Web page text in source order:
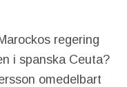
regering
i spanska Ceuta?
omedelbart